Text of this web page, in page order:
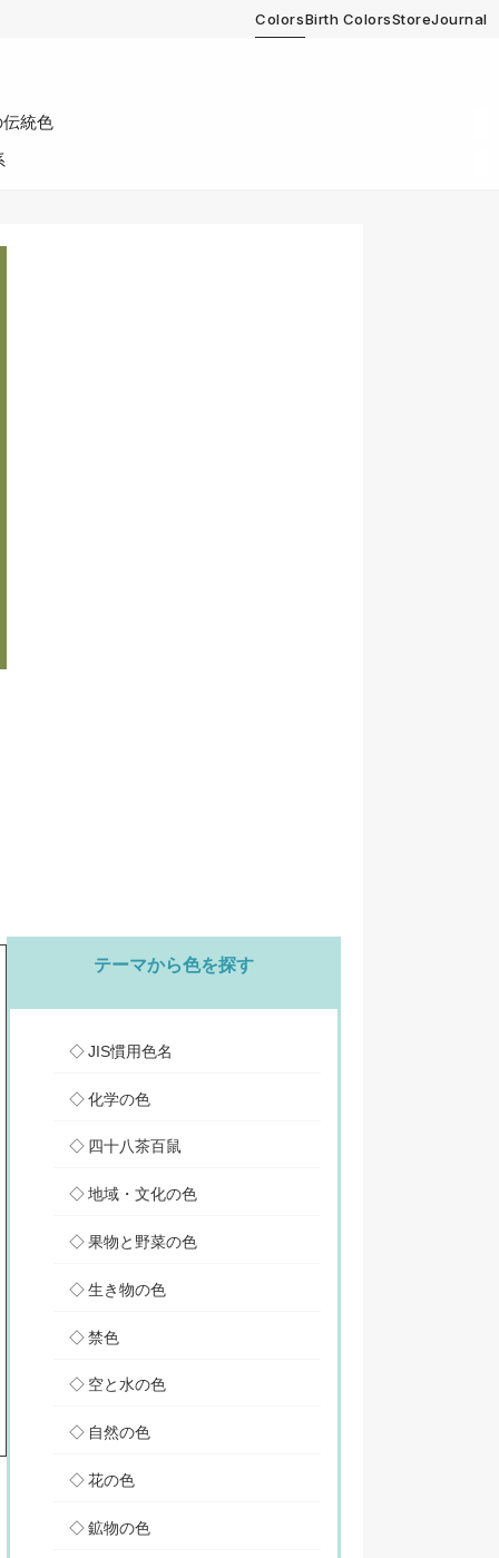
ColorsBirth ColorsStoreJournal
統色
テーマから色を探す
JIS慣用色名
化学の色
四十八茶百鼠
地域・文化の色
果物と野菜の色
生き物の色
禁色
空と水の色
自然の色
花の色
鉱物の色